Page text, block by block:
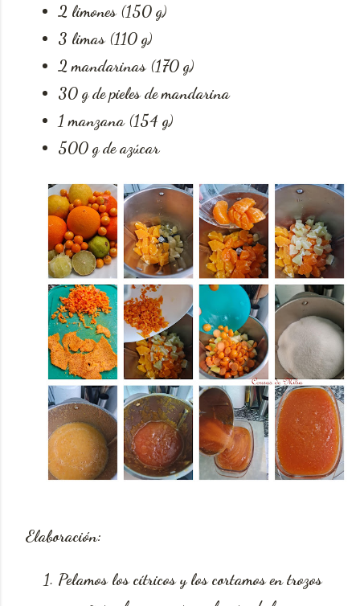
2 limones (150 g)
3 limas (110 g)
2 mandarinas (170 g)
30 g de pieles de mandarina
1 manzana (154 g)
500 g de azúcar
Elaboración:
Pelamos los cítricos y los cortamos en trozos